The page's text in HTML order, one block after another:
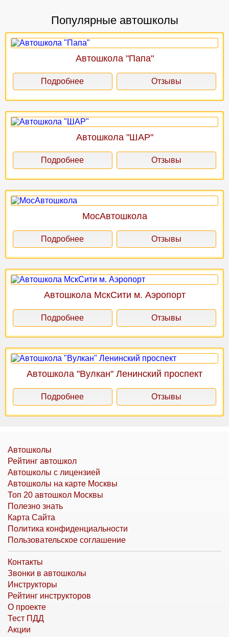
Популярные автошколы
Автошкола "Папа"
Подробнее Отзывы
Автошкола "ШАР"
Подробнее Отзывы
МосАвтошкола
Подробнее Отзывы
Автошкола МскСити м. Аэропорт
Подробнее Отзывы
Автошкола "Вулкан" Ленинский проспект
Подробнее Отзывы
Автошколы
Рейтинг автошкол
Автошколы с лицензией
Автошколы на карте Москвы
Топ 20 автошкол Москвы
Полезно знать
Карта Сайта
Политика конфиденциальности
Пользовательское соглашение
Контакты
Звонки в автошколы
Инструкторы
Рейтинг инструкторов
О проекте
Тест ПДД
Акции